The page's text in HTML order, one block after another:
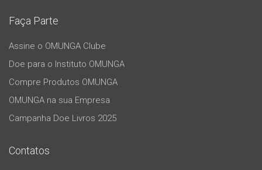
Faça Parte
Assine o OMUNGA Clube
Doe para o Instituto OMUNGA
Compre Produtos OMUNGA
OMUNGA na sua Empresa
Campanha Doe Livros 2025
Contatos